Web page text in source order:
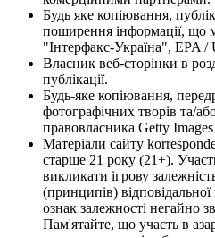
Будь яке копіювання,
поширення інформації, що
"Інтерфакс-Україна", EPA /
Власник веб-сторінки в
публікації.
Будь-яке копіювання,
фотографічних творів та/
правовласника Getty
Матеріали сайту
старше 21 року (21+).
викликати ігрову
(принципів)
ознак залежності негайно
Пам'ятайте, що участь в